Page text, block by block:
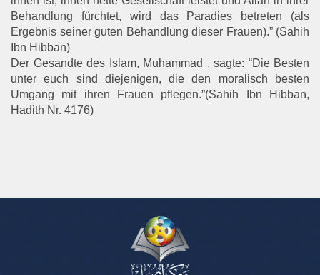
Behandlung fürchtet, wird das Paradies betreten (als
Ergebnis seiner guten Behandlung dieser Frauen).” (Sahih
Ibn Hibban)
Der Gesandte des Islam, Muhammad , sagte: “Die Besten
unter euch sind diejenigen, die den moralisch besten
Umgang mit ihren Frauen pflegen.”(Sahih Ibn Hibban,
Hadith Nr. 4176)